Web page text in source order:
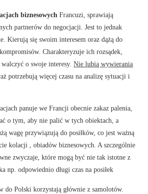
biznesowych Francuzi, sprawiają
partnerów do negocjacji. Jest to jednak
Kierują się swoim interesem oraz dążą do
Charakteryzuje ich rozsądek,
o swoje interesy.Nie lubią wywierania
potrzebują więcej czasu na analizę sytuacji i
panuje we Francji obecnie zakaz palenia,
o tym, aby nie palić w tych obiektach, a
wagę przywiązują do posiłków, co jest ważną
kolacji , obiadów biznesowych. A szczególnie
zwyczaje, które mogą być nie tak istotne z
np. odpowiednio długi czas na posiłek
do Polski korzystają głównie z samolotów.